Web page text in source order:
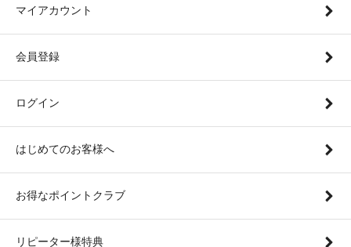
マイアカウント
会員登録
ログイン
はじめてのお客様へ
お得なポイントクラブ
リピーター様特典